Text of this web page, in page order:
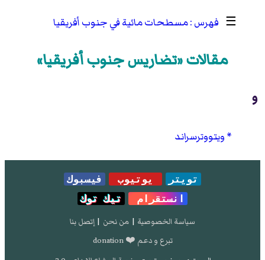
☰ مسطحات مائية في جنوب أفريقيا
مقالات «تضاريس جنوب أفريقيا»
و
ويتووترسراند
تويتر يوتيوب
فيسبوك
انستقرام
تيك توك
سياسة الخصوصية | من نحن | إتصل بنا
تبرع و دعم ❤️ donation